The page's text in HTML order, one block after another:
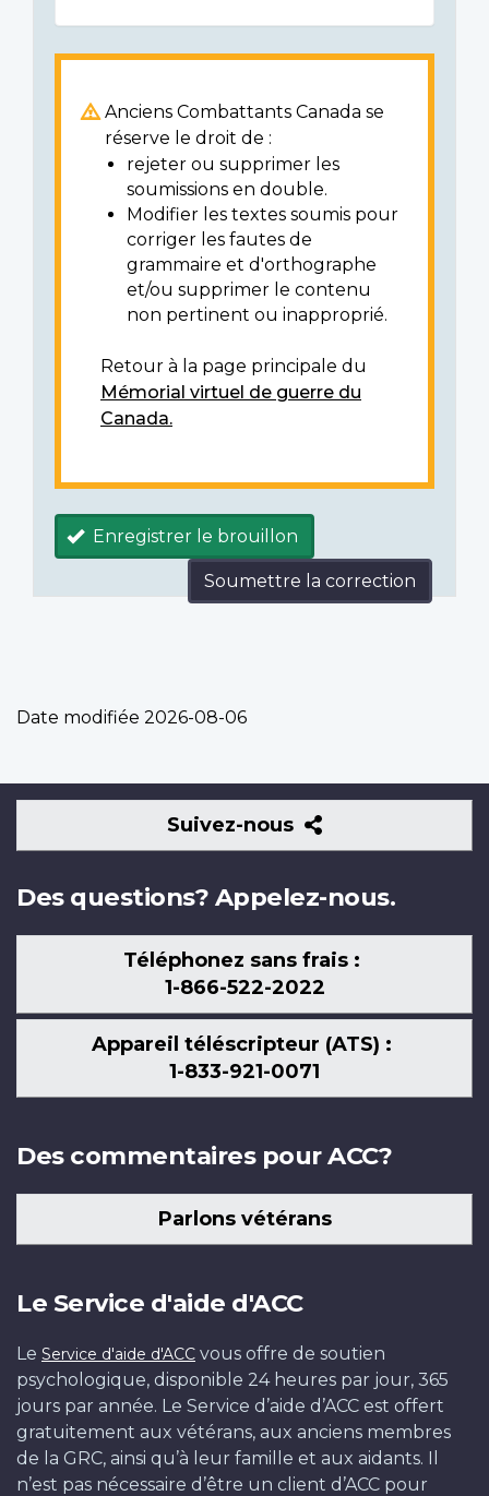
Anciens Combattants Canada se
réserve le droit de :
rejeter ou supprimer les
soumissions en double.
Modifier les textes soumis pour
corriger les fautes de
grammaire et d'orthographe
et/ou supprimer le contenu
non pertinent ou inapproprié.
Retour à la page principale du
Mémorial virtuel de guerre du
Canada.
Enregistrer le brouillon
Soumettre la correction
Date modifiée 2026-08-06
Suivez-nous
Suivez-
nous
Des questions? Appelez-nous.
Téléphonez sans frais :
1-866-522-2022
Appareil téléscripteur (ATS) :
1-833-921-0071
Des commentaires pour ACC?
Parlons vétérans
Le Service d'aide d'ACC
Le Service d'aide d'ACC vous offre de soutien
psychologique, disponible 24 heures par jour, 365
jours par année. Le Service d’aide d’ACC est offert
gratuitement aux vétérans, aux anciens membres
de la GRC, ainsi qu’à leur famille et aux aidants. Il
n’est pas nécessaire d’être un client d’ACC pour